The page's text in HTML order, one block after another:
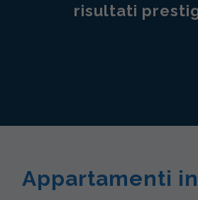
risultati
Appartamenti